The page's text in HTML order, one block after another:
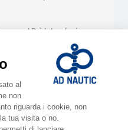
AD è LA soluzione
e tecnici
un
per ogni vostra